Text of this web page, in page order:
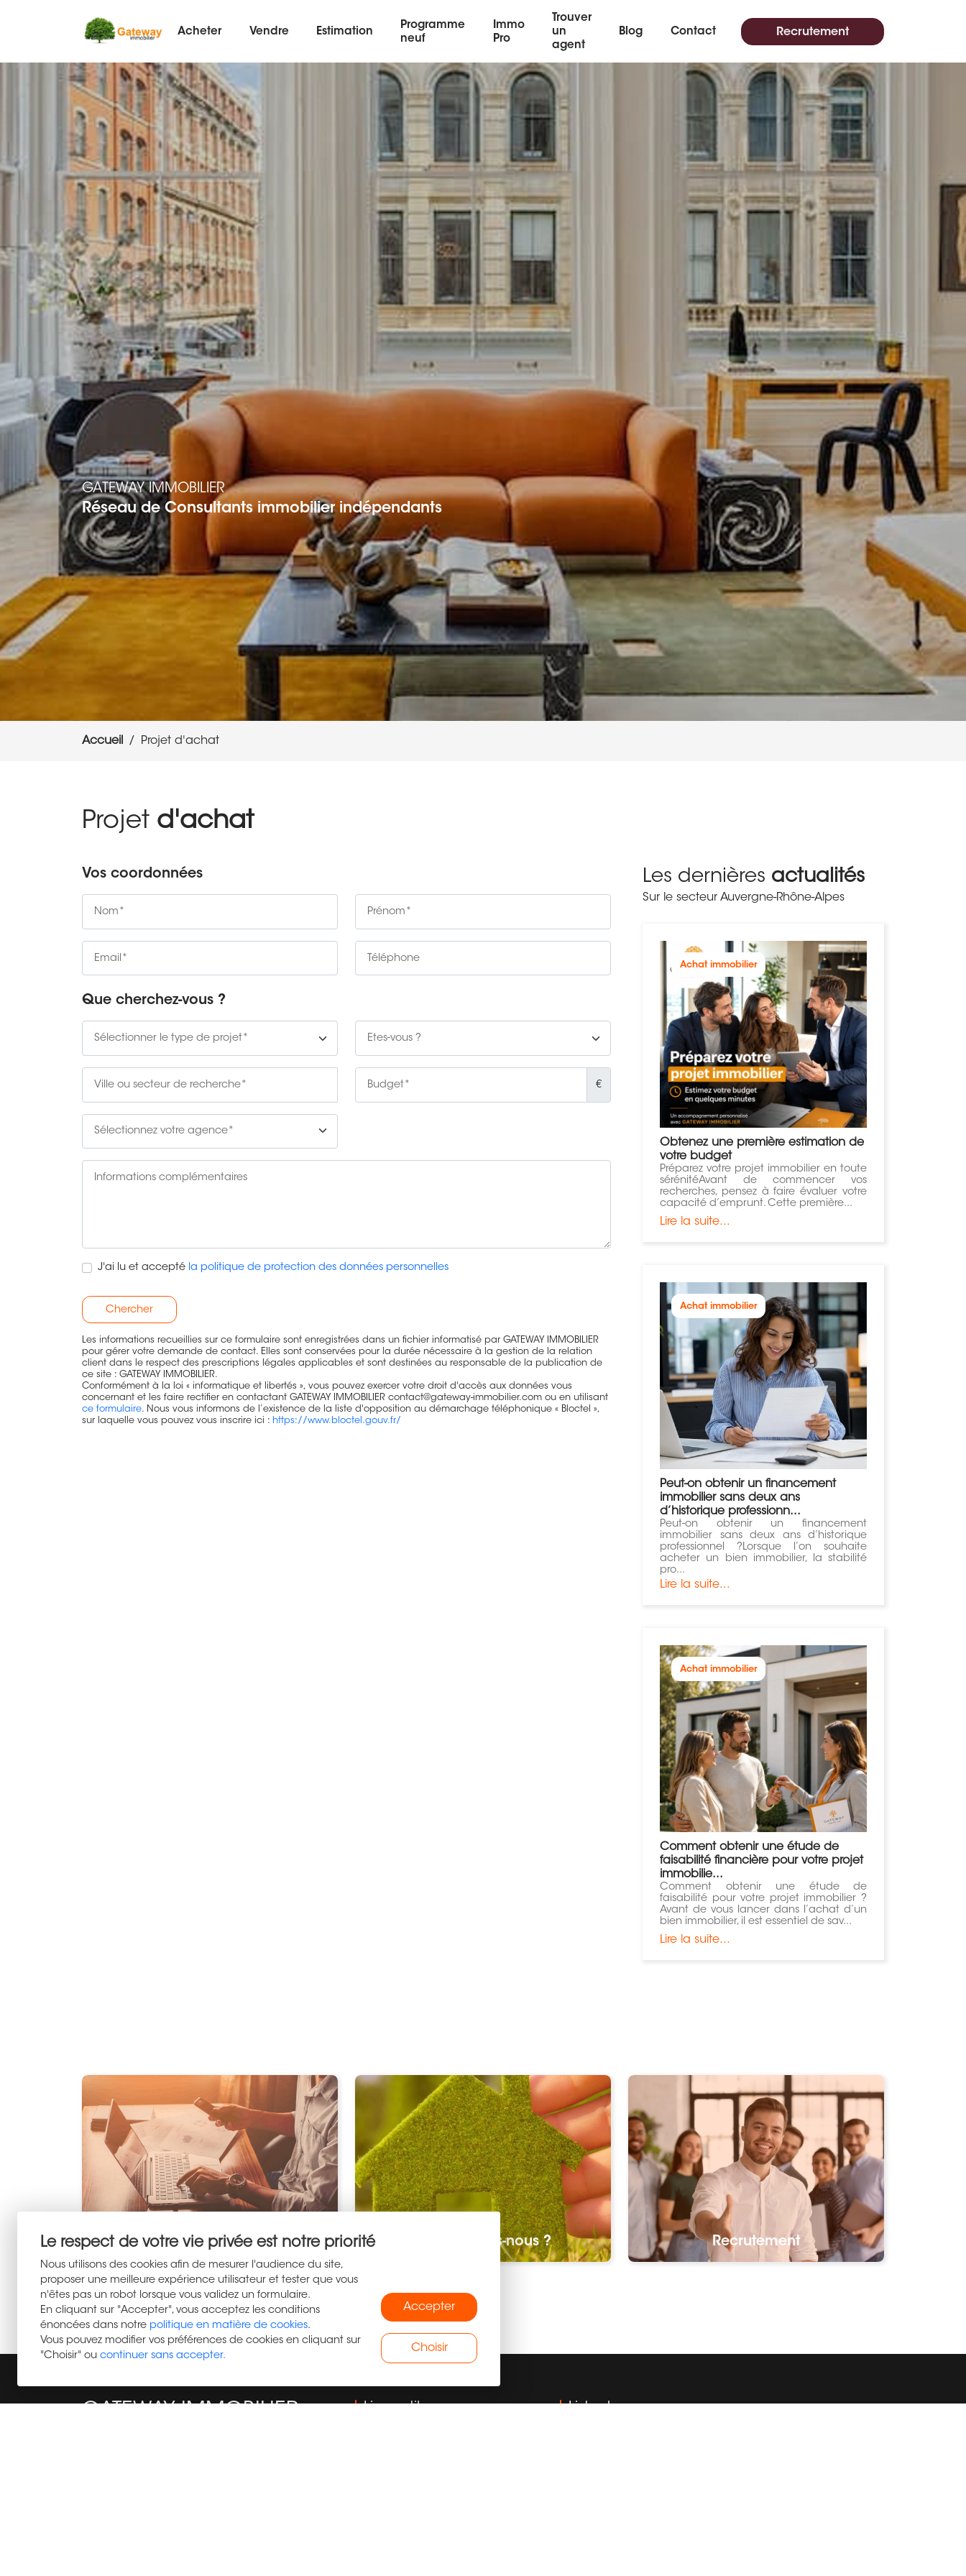
Le respect de votre vie privée est notre priorité
Nous utilisons des cookies afin de mesurer l'audience du site,
proposer une meilleure expérience utilisateur et tester que vous
n'êtes pas un robot lorsque vous validez un formulaire.
En cliquant sur "Accepter", vous acceptez les conditions
énoncées dans notre politique en matière de cookies.
Vous pouvez modifier vos préférences de cookies en cliquant sur
"Choisir" ou continuer sans accepter.
Accepter
Choisir
Acheter Vendre Estimation
Programme
neuf
Immo
Pro
Trouver
un
agent
Blog Contact Recrutement
GATEWAY IMMOBILIER
Réseau de Consultants immobilier indépendants
Accueil Projet d'achat
Projet d'achat
Vos coordonnées
Que cherchez-vous ?
€
J'ai lu et accepté la politique de protection des données personnelles
Chercher
Les informations recueillies sur ce formulaire sont enregistrées dans un fichier informatisé par GATEWAY IMMOBILIER
pour gérer votre demande de contact. Elles sont conservées pour la durée nécessaire à la gestion de la relation
client dans le respect des prescriptions légales applicables et sont destinées au responsable de la publication de
ce site : GATEWAY IMMOBILIER.
Conformément à la loi « informatique et libertés », vous pouvez exercer votre droit d'accès aux données vous
concernant et les faire rectifier en contactant GATEWAY IMMOBILIER contact@gateway-immobilier.com ou en utilisant
ce formulaire. Nous vous informons de l’existence de la liste d'opposition au démarchage téléphonique « Bloctel »,
sur laquelle vous pouvez vous inscrire ici : https://www.bloctel.gouv.fr/
Les dernières actualités
Sur le secteur Auvergne-Rhône-Alpes
Achat immobilier
Obtenez une première estimation de
votre budget
​Préparez votre projet immobilier en toute
sérénitéAvant de commencer vos
recherches, pensez à faire évaluer votre
capacité d’emprunt. Cette première...
Lire la suite...
Achat immobilier
Peut-on obtenir un financement
immobilier sans deux ans
d’historique professionn...
Peut-on obtenir un financement
immobilier sans deux ans d’historique
professionnel ?Lorsque l’on souhaite
acheter un bien immobilier, la stabilité
pro...
Lire la suite...
Achat immobilier
Comment obtenir une étude de
faisabilité financière pour votre projet
immobilie...
Comment obtenir une étude de
faisabilité pour votre projet immobilier ?
Avant de vous lancer dans l’achat d’un
bien immobilier, il est essentiel de sav...
Lire la suite...
Estimer votre bien Qui sommes-nous ? Recrutement
Liens utiles Liste des annonces